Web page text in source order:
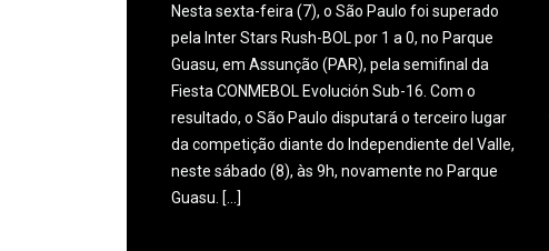
Nesta sexta-feira (7), o São Paulo foi superado
pela Inter Stars Rush-BOL por 1 a 0, no Parque
Guasu, em Assunção (PAR), pela semifinal da
Fiesta CONMEBOL Evolución Sub-16. Com o
resultado, o São Paulo disputará o terceiro lugar
da competição diante do Independiente del Valle,
neste sábado (8), às 9h, novamente no Parque
Guasu. […]